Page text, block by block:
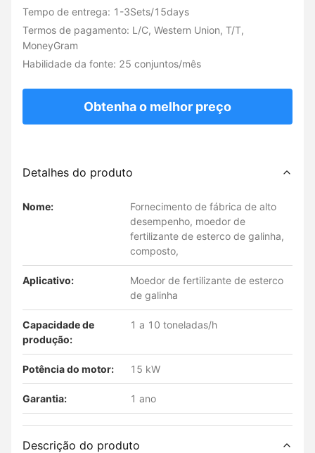
Tempo de entrega: 1-3Sets/15days
Termos de pagamento: L/C, Western Union, T/T,
MoneyGram
Habilidade da fonte: 25 conjuntos/mês
Obtenha o melhor preço
Detalhes do produto
Nome:
Fornecimento de fábrica de alto
desempenho, moedor de
fertilizante de esterco de galinha,
composto,
Aplicativo:
Moedor de fertilizante de esterco
de galinha
Capacidade de
produção:
1 a 10 toneladas/h
Potência do motor: 15 kW
Garantia: 1 ano
Descrição do produto